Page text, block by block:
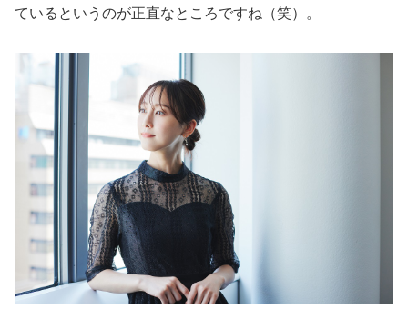
ているというのが正直なところですね（笑）。